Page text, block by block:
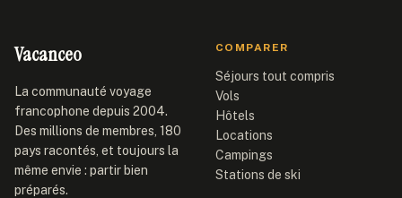
Vacanceo
La communauté voyage
francophone depuis 2004.
Des millions de membres, 180
pays racontés, et toujours la
même envie : partir bien
préparés.
COMPARER
Séjours tout compris
Vols
Hôtels
Locations
Campings
Stations de ski